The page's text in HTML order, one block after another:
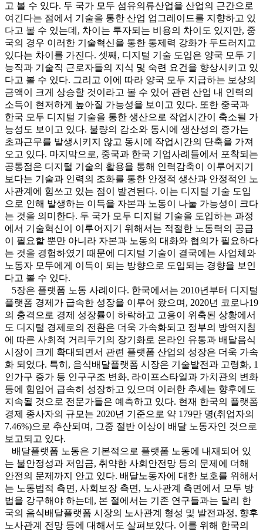
고 볼 수 있다. 두 국가 모두 섬유의류산업을 산업의 근간으로
여긴다는 점에서 기술을 통한 산업 업그레이드를 지향하고 있
다고 볼 수 있는데, 차이는 투자되는 비용의 차이도 있지만, 중
국의 경우 이러한 기술혁신을 통한 통제력 강화가 두드러지고
있다는 차이를 가진다. 셋째, 디지털 기술 도입은 양국 모두 기
능직과 기술직 근로자들의 지식 및 숙련 요건을 향상시키고 있
다고 볼 수 있다. 그리고 이에 따라 양국 모두 지급하는 보상의
금액이 크게 상승할 것이라고 볼 수 있어 관련 산업 내 인력의
소득이 현저하게 높아질 가능성을 보이고 있다. 또한 중국과
한국 모두 디지털 기술을 통한 생산으로 작업시간이 축소될 가
능성도 보이고 있다. 불량의 감소와 동시에 생산성의 증가는
초과근무를 발생시키지 않고 동시에 작업시간의 단축을 가져
오고 있다. 마지막으로, 중국과 한국 기업사례들에서 포착되는
공통점은 디지털 기술의 활용을 통해 인력감축이 이루어지기
보다는 기술과 인력의 조화를 통한 안정적 생산과 안정적인 노
사관계에 힘쓰고 있는 점이 발견된다. 이는 디지털 기술 도입
으로 인해 발생하는 이득을 자본과 노동이 나눌 가능성이 크다
는 것을 의미한다. 두 국가 모두 디지털 기술을 도입하는 과정
에서 기술혁신이 이루어지기 위해서는 적절한 노동력의 공급
이 필요할 뿐만 아니라 자본과 노동의 대화와 협의가 필요하다
는 것을 경험하였기 때문에 디지털 기술이 결국에는 사업체와
노동자 모두에게 이득이 되는 방향으로 도입되는 경향을 보인
다고 볼 수 있다.
5장은 플랫폼 노동 사례이다. 한국에서는 2010년부터 디지털
플랫폼 경제가 급속한 성장을 이루어 왔으며, 2020년 코로나19
의 충격으로 경제 성장률이 하락하고 고용이 위축된 상황에서
도 디지털 경제로의 전환은 더욱 가속화되고 정부의 방역지침
에 따른 사회적 거리두기의 장기화로 온라인 유통과 배달음식
시장이 크게 확대되면서 관련 플랫폼 산업의 성장은 더욱 가속
화 되었다. 특히, 음식배달플랫폼 시장은 기술발전과 고령화, 1
인가구 증가 등 인구구조 변화, 라이프스타일과 가치관의 변화
등에 힘입어 급속히 성장하고 있으며 이러한 추세는 향후에도
지속될 것으로 전문가들은 예측하고 있다. 현재 한국의 플랫폼
경제 종사자의 규모는 2020년 기준으로 약 179만 명(취업자의
7.46%)으로 추산되며, 그중 절반 이상이 배달 노동자인 것으로
보고되고 있다.
배달플랫폼 노동은 기본적으로 플랫폼 노동에 내재되어 있
는 불안정성과 저임금, 취약한 사회안전망 등의 문제에 더해
안전의 문제까지 안고 있다. 배달노동자에 대한 보호를 위해서
는 노동법적 측면, 사회보장 측면, 노사관계 측면에서 모두 방
법을 강구해야 하는데, 본 절에서는 기존 연구들과는 달리 한
국의 음식배달플랫폼 시장의 노사관계 형성 및 발전과정, 향후
노사관계 전망 등에 대해서도 살펴보았다. 이를 위해 한국의